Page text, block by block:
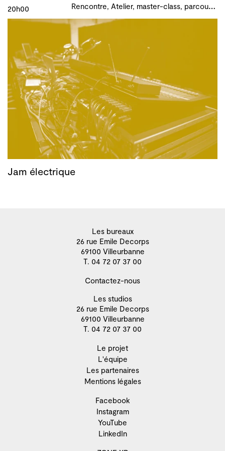
20h00 R
encontre, Atelier, master-class, parcours, B!ME 2024
Jam électrique
Les bureaux
26 rue Emile Decorps
69100 Villeurbanne
T. 04 72 07 37 00
Contactez-nous
Les studios
26 rue Emile Decorps
69100 Villeurbanne
T. 04 72 07 37 00
Le projet
L'équipe
Les partenaires
Mentions légales
Facebook
Instagram
YouTube
LinkedIn